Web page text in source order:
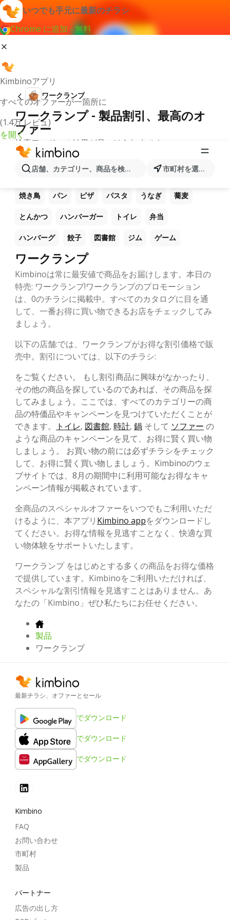
いつでも手元に最新のチラシ
Chrome に追加 - 無料
Kimbinoアプリ
すべてのオファーが一箇所に
(1.4万 レビュ)
を開く
店舗、カテゴリー、商品を検索... 市町村を選択します
ワークランプ
ワークランプ - 製品割引、最高のオ
ファー
検索ワードへの結果が見つけられません。
他のお気に入り製品
ラーメン コーヒー ご飯 電卓
焼き鳥 パン ピザ パスタ うなぎ 蕎麦
とんかつ ハンバーガー トイレ 弁当
ハンバーグ 餃子 図書館 ジム ゲーム
ワークランプ
Kimbinoは常に最安値で商品をお届けします。本日の
特売: ワークランプ!ワークランプのプロモーション
は、0のチラシに掲載中。すべてのカタログに目を通
して、一番お得に買い物できるお店をチェックしてみ
ましょう。
以下の店舗:では、ワークランプがお得な割引価格で販
売中。割引については、以下のチラシ:
をご覧ください。 もし割引商品に興味がなかったり、
その他の商品を探しているのであれば、その商品を探
してみましょう。ここでは、すべてのカテゴリーの商
品の特価品やキャンペーンを見つけていただくことが
できます。
トイレ, 図書館, 時計, 鍋 そして ソファー の
ような商品のキャンペーンを見て、お得に賢く買い物
しましょう。 お買い物の前には必ずチラシをチェック
して、お得に賢く買い物しましょう。Kimbinoのウェ
ブサイトでは、8月の期間中に利用可能なお得なキャ
ンペーン情報が掲載されています。
全商品のスペシャルオファーをいつでもご利用いただ
けるように、本アプリ Kimbino appをダウンロードし
てください。お得な情報を見逃すことなく、快適な買
い物体験をサポートいたします。
ワークランプ をはじめとする多くの商品をお得な価格
で提供しています。Kimbinoをご利用いただければ、
スペシャルな割引情報を見逃すことはありません。あ
なたの「Kimbino」ぜひ私たちにお任せください。
製品
ワークランプ
最新チラシ、オファーとセール
でダウンロード
でダウンロード
でダウンロード
Kimbino
FAQ
お問い合わせ
市町村
製品
パートナー
広告の出し方